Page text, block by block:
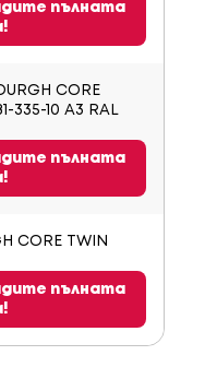
пълната
CORE
335-10 A3 RAL
пълната
CORE TWIN
пълната